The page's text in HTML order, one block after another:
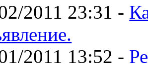
2011 23:31 -
2011 13:52 -